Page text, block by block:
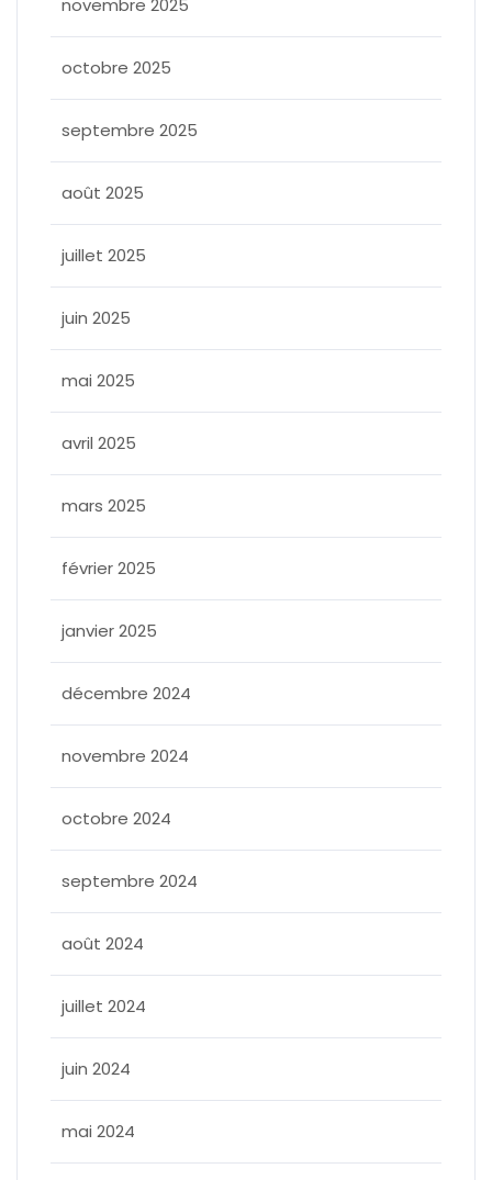
novembre 2025
octobre 2025
septembre 2025
août 2025
juillet 2025
juin 2025
mai 2025
avril 2025
mars 2025
février 2025
janvier 2025
décembre 2024
novembre 2024
octobre 2024
septembre 2024
août 2024
juillet 2024
juin 2024
mai 2024